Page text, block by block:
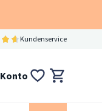
Kundenservice
Konto